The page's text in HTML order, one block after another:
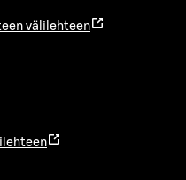
välilehteen